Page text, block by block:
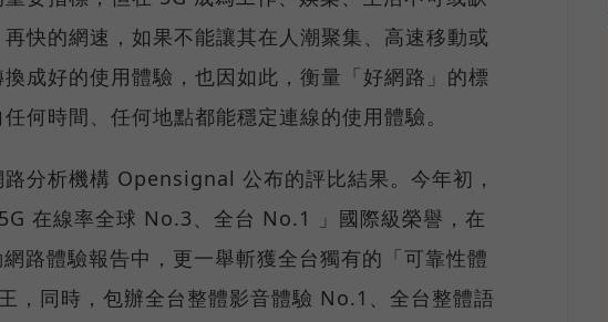
快的網速，如果不能讓其在人潮聚集、高速移動或
成好的使用體驗，也因如此，衡量「好網路」的標
何時間、任何地點都能穩定連線的使用體驗。
分析機構 Opensignal 公布的評比結果。今年初，
在線率全球 No.3、全台 No.1 」國際級榮譽，在
路體驗報告中，更一舉斬獲全台獨有的「可靠性體
，同時，包辦全台整體影音體驗 No.1、全台整體語